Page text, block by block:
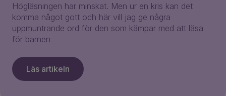
Högläsningen har minskat. Men ur en kris kan det
komma något gott och här vill jag ge några
uppmuntrande ord för den som kämpar med att läsa
för barnen
Läs artikeln